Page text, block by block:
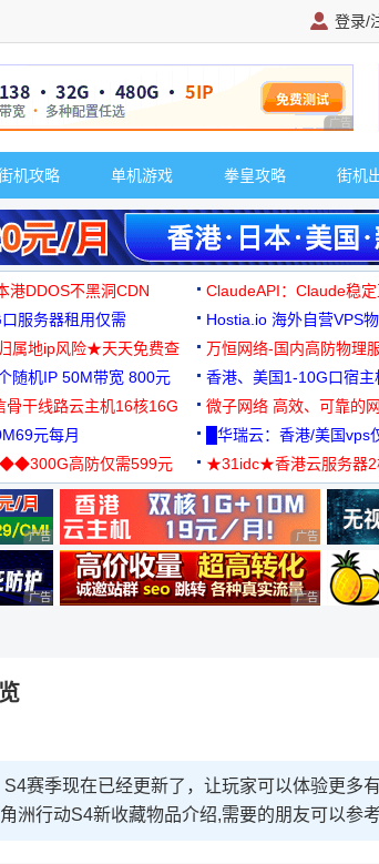
登录/
广告 商
机攻略 单机游戏 拳皇攻略 街机
港DDOS不黑洞CDN ClaudeAPI：Claude稳
服务器租用仅需
Hostia.io 海外自营VPS
属地ip风险★天天免费查
万恒网络-国内高防物理
99元/月起
随机IP 50M带宽 800元 香港、美国1-10G口宿
骨干线路云主机16核16G
微子网络 高效、可靠的
元每月 █华瑞云：香港/美国vps
高防仅需599元
★31idc★香港云服务器
用◆
广告 商业广告，理性选择 广告 商业广告
广告 商业广告，理性选择 广告 商业广告
赛季现在已经更新了，让玩家可以体验更多
洲行动S4新收藏物品介绍,需要的朋友可以参